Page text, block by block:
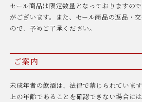
セール商品は限定数量となっておりますの
がございます。また、セール商品の返品・
ので、予めご了承ください。
ご案内
未成年者の飲酒は、法律で禁じられていま
上の年齢であることを確認できない場合に